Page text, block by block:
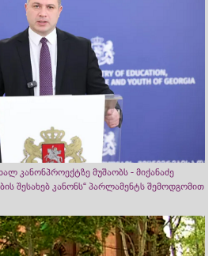
კანონპროექტზე მუშაობს - მიქანაძე
შესახებ კანონს“ პარლამენტს შემოდგომით